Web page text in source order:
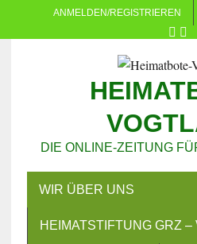
ANMELDEN/REGISTRIEREN
DIE ONLINE-ZEITUNG
WIR ÜBER UNS
HEIMATSTIFTUNG GRZ –